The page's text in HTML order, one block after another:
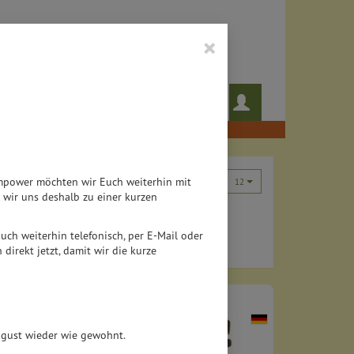
×
möchten wir Euch weiterhin mit
uns deshalb zu einer kurzen
weiterhin telefonisch, per E-Mail oder
direkt jetzt, damit wir die kurze
wieder wie gewohnt.
12